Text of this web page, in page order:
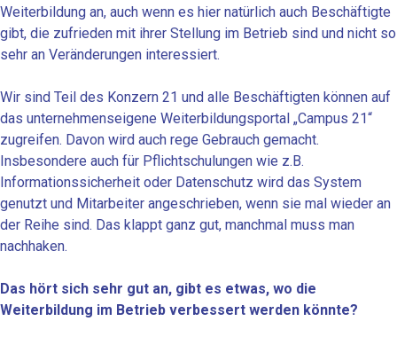
Weiterbildung an, auch wenn es hier natürlich auch Beschäftigte
gibt, die zufrieden mit ihrer Stellung im Betrieb sind und nicht so
sehr an Veränderungen interessiert.
Wir sind Teil des Konzern 21 und alle Beschäftigten können auf
das unternehmenseigene Weiterbildungsportal „Campus 21“
zugreifen. Davon wird auch rege Gebrauch gemacht.
Insbesondere auch für Pflichtschulungen wie z.B.
Informationssicherheit oder Datenschutz wird das System
genutzt und Mitarbeiter angeschrieben, wenn sie mal wieder an
der Reihe sind. Das klappt ganz gut, manchmal muss man
nachhaken.
Das hört sich sehr gut an, gibt es etwas, wo die
Weiterbildung im Betrieb verbessert werden könnte?